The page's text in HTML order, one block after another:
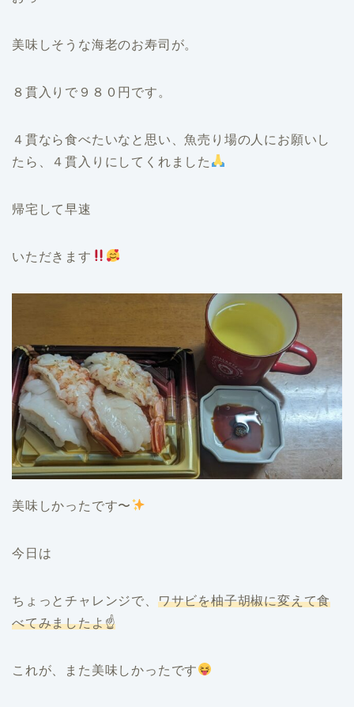
美味しそうな海老のお寿司が。
８貫入りで９８０円です。
４貫なら食べたいなと思い、魚売り場の人にお願いし
たら、４貫入りにしてくれました
帰宅して早速
いただきます
美味しかったです〜
今日は
ちょっとチャレンジで、 ワサビを柚子胡椒に変えて食
べてみましたよ☝️
これが、また美味しかったです